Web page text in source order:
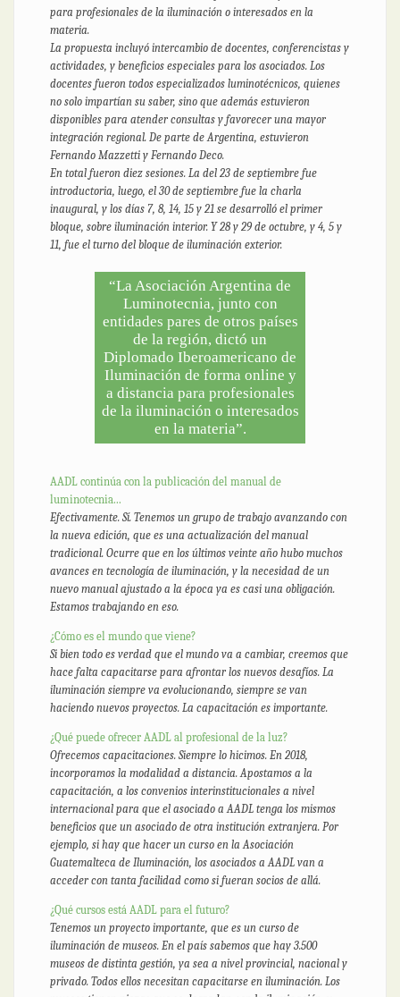
para profesionales de la iluminación o interesados en la
materia.
La propuesta incluyó intercambio de docentes, conferencistas y
actividades, y beneficios especiales para los asociados. Los
docentes fueron todos especializados luminotécnicos, quienes
no solo impartían su saber, sino que además estuvieron
disponibles para atender consultas y favorecer una mayor
integración regional. De parte de Argentina, estuvieron
Fernando Mazzetti y Fernando Deco.
En total fueron diez sesiones. La del 23 de septiembre fue
introductoria, luego, el 30 de septiembre fue la charla
inaugural, y los días 7, 8, 14, 15 y 21 se desarrolló el primer
bloque, sobre iluminación interior. Y 28 y 29 de octubre, y 4, 5 y
11, fue el turno del bloque de iluminación exterior.
“La Asociación Argentina de
Luminotecnia, junto con
entidades pares de otros países
de la región, dictó un
Diplomado Iberoamericano de
Iluminación de forma online y
a distancia para profesionales
de la iluminación o interesados
en la materia”.
AADL continúa con la publicación del manual de
luminotecnia...
Efectivamente. Sí. Tenemos un grupo de trabajo avanzando con
la nueva edición, que es una actualización del manual
tradicional. Ocurre que en los últimos veinte año hubo muchos
avances en tecnología de iluminación, y la necesidad de un
nuevo manual ajustado a la época ya es casi una obligación.
Estamos trabajando en eso.
¿Cómo es el mundo que viene?
Si bien todo es verdad que el mundo va a cambiar, creemos que
hace falta capacitarse para afrontar los nuevos desafíos. La
iluminación siempre va evolucionando, siempre se van
haciendo nuevos proyectos. La capacitación es importante.
¿Qué puede ofrecer AADL al profesional de la luz?
Ofrecemos capacitaciones. Siempre lo hicimos. En 2018,
incorporamos la modalidad a distancia. Apostamos a la
capacitación, a los convenios interinstitucionales a nivel
internacional para que el asociado a AADL tenga los mismos
beneficios que un asociado de otra institución extranjera. Por
ejemplo, si hay que hacer un curso en la Asociación
Guatemalteca de Iluminación, los asociados a AADL van a
acceder con tanta facilidad como si fueran socios de allá.
¿Qué cursos está AADL para el futuro?
Tenemos un proyecto importante, que es un curso de
iluminación de museos. En el país sabemos que hay 3.500
museos de distinta gestión, ya sea a nivel provincial, nacional y
privado. Todos ellos necesitan capacitarse en iluminación. Los